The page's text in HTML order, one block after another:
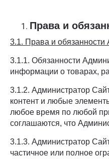
Права и
3.1. Права и обязанности
3.1.1. Обязанности
информации о товарах,
3.1.2. Администратор
контент и любые
любое время по любой
соглашаются, что
3.1.3. Администратор
частичное или полное